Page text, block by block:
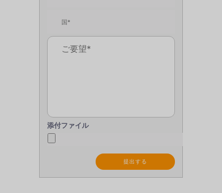
添付ファイル